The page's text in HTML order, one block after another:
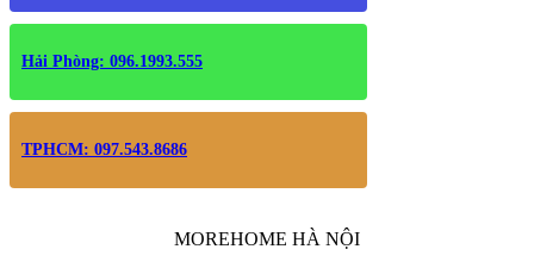
Hải Phòng: 096.1993.555
TPHCM: 097.543.8686
MOREHOME HÀ NỘI